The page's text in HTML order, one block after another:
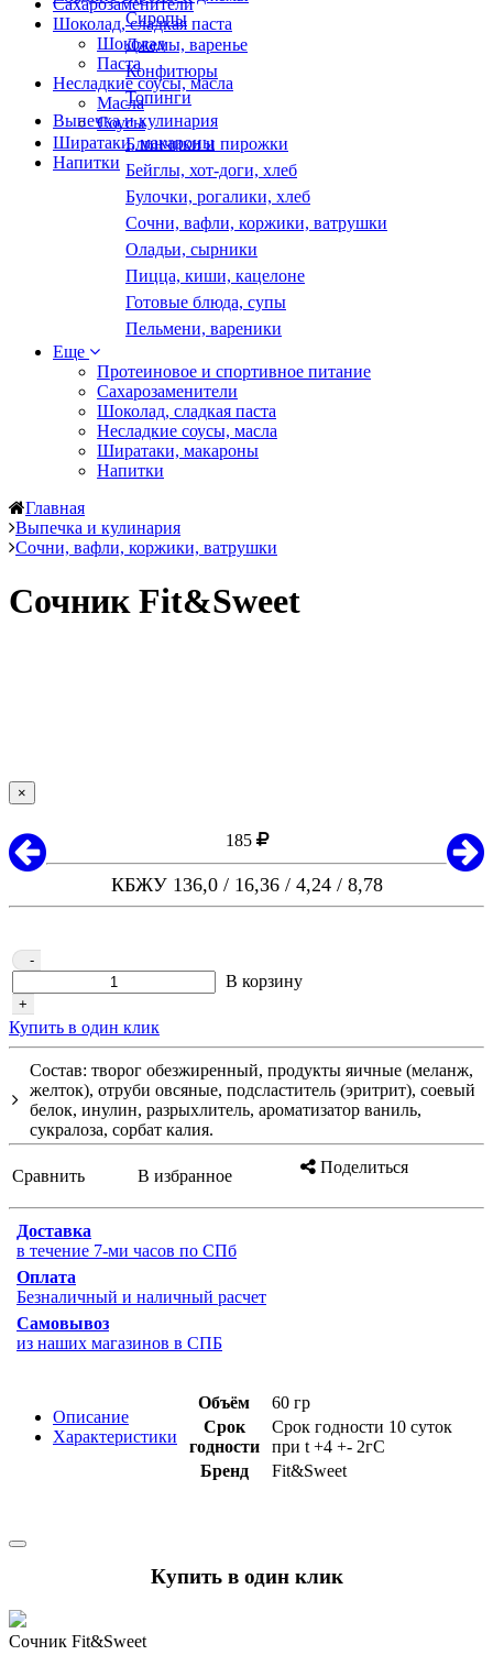
Сахарозаменители
Шоколад, сладкая паста
Шоколад
Паста
Несладкие соусы, масла
Масла
Соусы
Ширатаки, макароны
Напитки
Сиропы
Джемы, варенье
Конфитюры
Топинги
Выпечка и кулинария
Блинчики и пирожки
Бейглы, хот-доги, хлеб
Булочки, рогалики, хлеб
Сочни, вафли, коржики, ватрушки
Оладьи, сырники
Пицца, киши, кацелоне
Готовые блюда, супы
Пельмени, вареники
Еще
Протеиновое и спортивное питание
Сахарозаменители
Шоколад, сладкая паста
Несладкие соусы, масла
Ширатаки, макароны
Напитки
Главная
Выпечка и кулинария
Сочни, вафли, коржики, ватрушки
Сочник Fit&Sweet
×
185
КБЖУ 136,0 / 16,36 / 4,24 / 8,78
-
+
В корзину
Купить в один клик
Состав: творог обезжиренный, продукты яичные (меланж,
желток), отруби овсяные, подсластитель (эритрит), соевый
белок, инулин, разрыхлитель, ароматизатор ваниль,
сукралоза, сорбат калия.
Сравнить В избранное Поделиться
Доставка
в течение 7-ми часов по СПб
Оплата
Безналичный и наличный расчет
Самовывоз
из наших магазинов в СПБ
Описание
Характеристики
Объём
60 гр
Срок
годности
Срок годности 10 суток
при t +4 +- 2гС
Бренд
Fit&Sweet
Купить в один клик
Сочник Fit&Sweet